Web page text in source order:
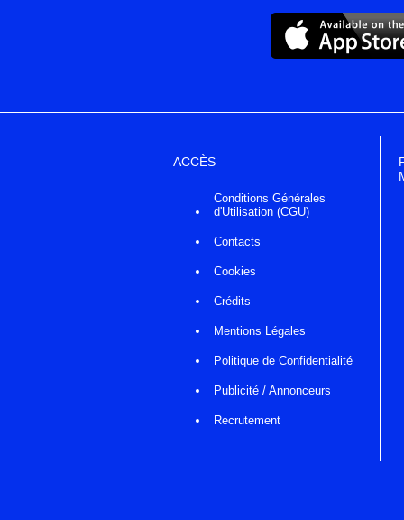
ACCÈS
Conditions Générales
d'Utilisation (CGU)
Contacts
Cookies
Crédits
Mentions Légales
Politique de Confidentialité
Publicité / Annonceurs
Recrutement